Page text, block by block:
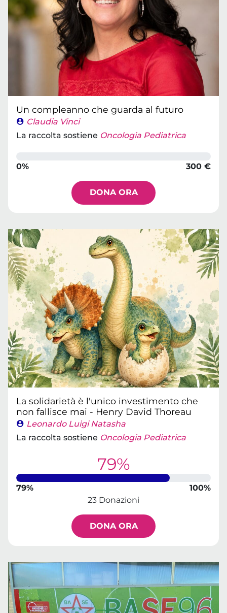
Un compleanno che guarda al futuro
Claudia Vinci
La raccolta sostiene Oncologia Pediatrica
0% 300 €
DONA ORA
La solidarietà è l'unico investimento che
non fallisce mai - Henry David Thoreau
Leonardo Luigi Natasha
La raccolta sostiene Oncologia Pediatrica
79%
79%
100%
23 Donazioni
DONA ORA